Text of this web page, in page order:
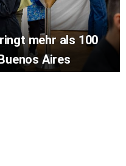
mehr als 100
Aires